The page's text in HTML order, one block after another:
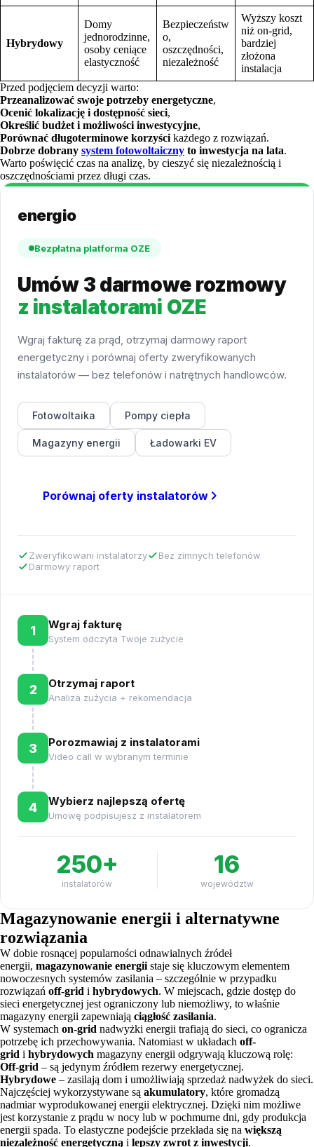
Hybrydowy
Domy
jednorodzinne,
osoby ceniące
elastyczność
Bezpieczeństw
o,
oszczędności,
niezależność
Wyższy koszt
niż on-grid,
bardziej
złożona
instalacja
Przed podjęciem decyzji warto:
Przeanalizować swoje potrzeby energetyczne,
Ocenić lokalizację i dostępność sieci,
Określić budżet i możliwości inwestycyjne,
Porównać długoterminowe korzyści każdego z rozwiązań.
Dobrze dobrany system fotowoltaiczny to inwestycja na lata.
Warto poświęcić czas na analizę, by cieszyć się niezależnością i
oszczędnościami przez długi czas.
energio
Bezpłatna platforma OZE
Umów 3 darmowe rozmowy
z instalatorami OZE
Wgraj fakturę za prąd, otrzymaj darmowy raport
energetyczny i porównaj oferty zweryfikowanych
instalatorów — bez telefonów i natrętnych handlowców.
Fotowoltaika Pompy ciepła
Magazyny energii Ładowarki EV
Porównaj oferty instalatorów
Zweryfikowani instalatorzy
Bez zimnych telefonów
Darmowy raport
1 Wgraj fakturę
System odczyta Twoje zużycie
2 Otrzymaj raport
Analiza zużycia + rekomendacja
3 Porozmawiaj z instalatorami
Video call w wybranym terminie
4 Wybierz najlepszą ofertę
Umowę podpisujesz z instalatorem
250+
instalatorów
16
województw
Magazynowanie energii i alternatywne
rozwiązania
W dobie rosnącej popularności odnawialnych źródeł
energii, magazynowanie energii staje się kluczowym elementem
nowoczesnych systemów zasilania – szczególnie w przypadku
rozwiązań off-grid i hybrydowych. W miejscach, gdzie dostęp do
sieci energetycznej jest ograniczony lub niemożliwy, to właśnie
magazyny energii zapewniają ciągłość zasilania.
W systemach on-grid nadwyżki energii trafiają do sieci, co ogranicza
potrzebę ich przechowywania. Natomiast w układach off-
grid i hybrydowych magazyny energii odgrywają kluczową rolę:
Off-grid – są jedynym źródłem rezerwy energetycznej.
Hybrydowe – zasilają dom i umożliwiają sprzedaż nadwyżek do sieci.
Najczęściej wykorzystywane są akumulatory, które gromadzą
nadmiar wyprodukowanej energii elektrycznej. Dzięki nim możliwe
jest korzystanie z prądu w nocy lub w pochmurne dni, gdy produkcja
energii spada. To elastyczne podejście przekłada się na większą
niezależność energetyczną i lepszy zwrot z inwestycji.